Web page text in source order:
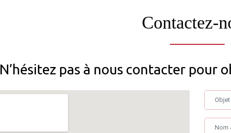
Contactez-
N’hésitez pas à nous contacter pour